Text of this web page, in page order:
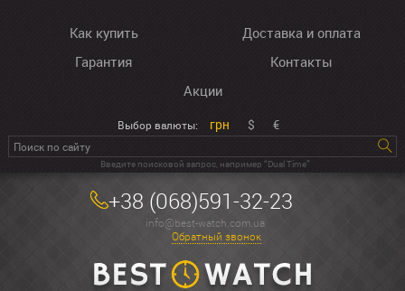
Как купить
Доставка и оплата
Гарантия
Контакты
Акции
Выбор валюты: грн $ €
Введите поисковой запрос, например “Dual Time”
+38 (068)591-32-23
info@best-watch.com.ua
Обратный звонок